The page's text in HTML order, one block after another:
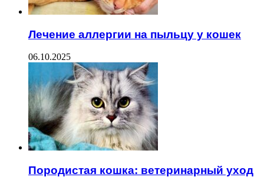
Лечение аллергии на пыльцу у кошек
06.10.2025
Породистая кошка: ветеринарный уход